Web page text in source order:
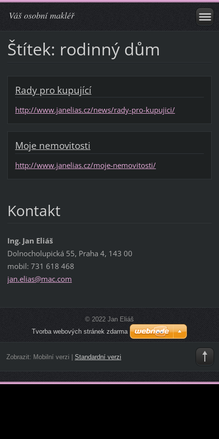
Váš osobní makléř
Štítek: rodinný dům
Rady pro kupující
http://www.janelias.cz/news/rady-pro-kupujici/
Moje nemovitosti
http://www.janelias.cz/moje-nemovitosti/
Kontakt
Ing. Jan Eliáš
Dolnocholupická 55, Praha 4, 143 00
mobil: 731 618 468
jan.elias@mac.com
© 2022 Jan Eliáš
Tvorba webových stránek zdarma
Zobrazit: Mobilní verzi Standardní verzi